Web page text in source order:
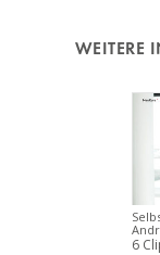
WEITERE
6